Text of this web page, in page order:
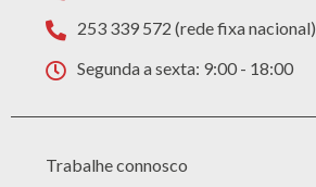
253 339 572 (rede fixa nacional)
Segunda a sexta: 9:00 - 18:00
Trabalhe connosco